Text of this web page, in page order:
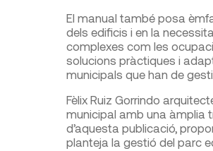
El manual també posa
dels edificis i en la
complexes com les
solucions pràctiques i
municipals que han de
Fèlix Ruiz Gorrindo
municipal amb una àmplia
d’aquesta publicació,
planteja la gestió del parc